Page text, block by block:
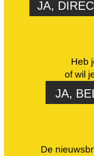
JA,
Heb
of wil
JA,
De